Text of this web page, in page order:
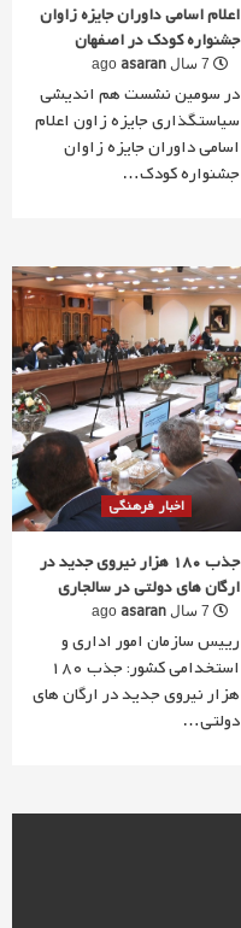
اعلام اسامی داوران جایزه زاوان
جشنواره کودک در اصفهان
asaran
در سومین نشست هم اندیشی
سیاستگذاری جایزه زاون اعلام
اسامی داوران جایزه زاوان
جشنواره کودک…
اخبار فرهنگی
جذب 180 هزار نیروی جدید در
ارگان های دولتی در سالجاری
asaran
رییس سازمان امور اداری و
استخدامی کشور: جذب 180
هزار نیروی جدید در ارگان های
دولتی…